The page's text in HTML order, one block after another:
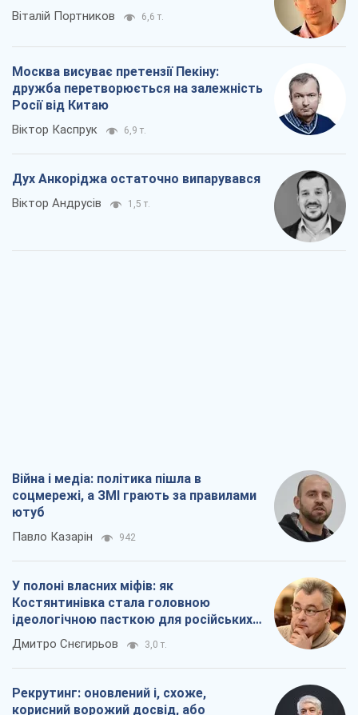
Віталій Портников 6,6 т.
Москва висуває претензії Пекіну:
дружба перетворюється на залежність
Росії від Китаю
Віктор Каспрук 6,9 т.
Дух Анкоріджа остаточно випарувався
Віктор Андрусів 1,5 т.
Війна і медіа: політика пішла в
соцмережі, а ЗМІ грають за правилами
ютуб
Павло Казарін 942
У полоні власних міфів: як
Костянтинівка стала головною
ідеологічною пасткою для російських
окупантів
Дмитро Снєгирьов 3,0 т.
Рекрутинг: оновлений і, схоже,
корисний ворожий досвід, або